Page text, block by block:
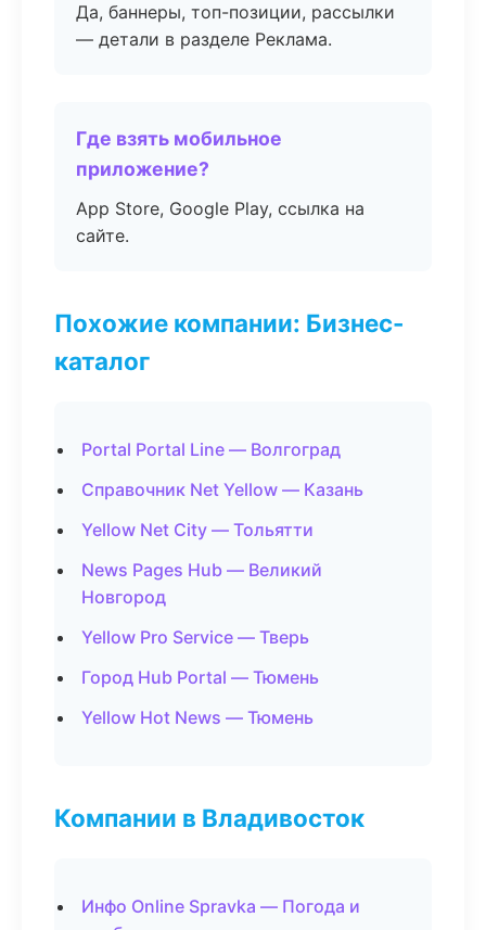
Да, баннеры, топ-позиции, рассылки
— детали в разделе Реклама.
Где взять мобильное
приложение?
App Store, Google Play, ссылка на
сайте.
Похожие компании: Бизнес-
каталог
Portal Portal Line — Волгоград
Справочник Net Yellow — Казань
Yellow Net City — Тольятти
News Pages Hub — Великий
Новгород
Yellow Pro Service — Тверь
Город Hub Portal — Тюмень
Yellow Hot News — Тюмень
Компании в Владивосток
Инфо Online Spravka — Погода и